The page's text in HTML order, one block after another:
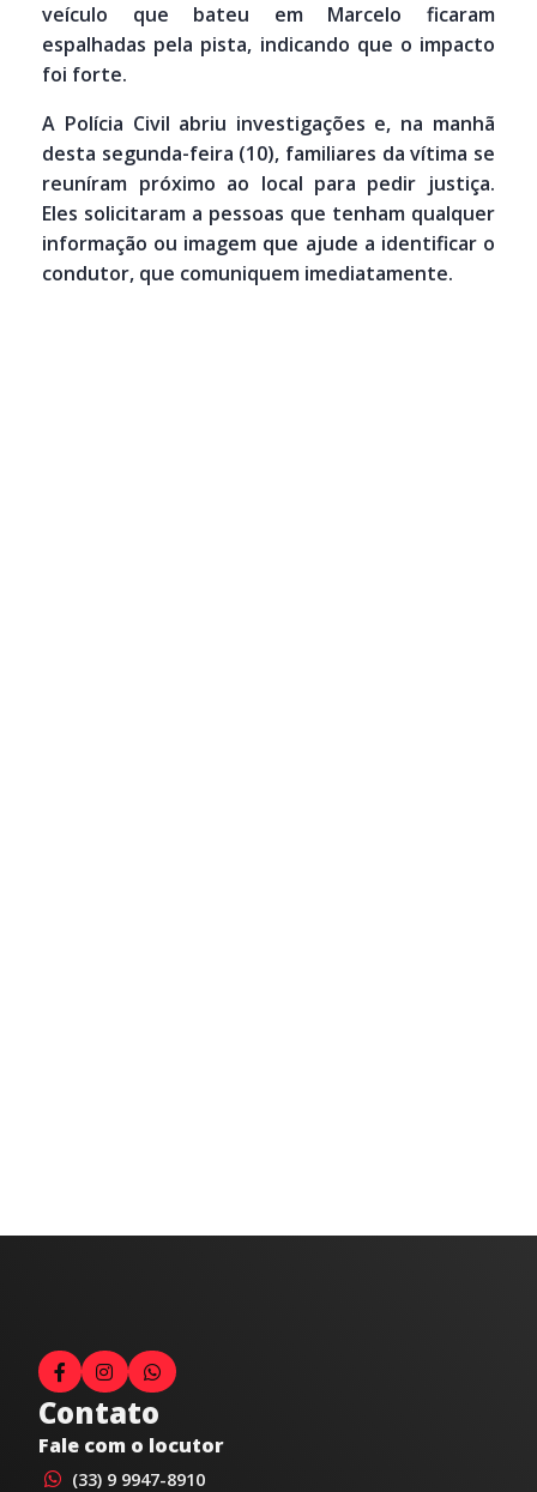
veículo que bateu em Marcelo ficaram
espalhadas pela pista, indicando que o impacto
foi forte.
A Polícia Civil abriu investigações e, na manhã
desta segunda-feira (10), familiares da vítima se
reuníram próximo ao local para pedir justiça.
Eles solicitaram a pessoas que tenham qualquer
informação ou imagem que ajude a identificar o
condutor, que comuniquem imediatamente.
Contato
Fale com o locutor
(33) 9 9947-8910